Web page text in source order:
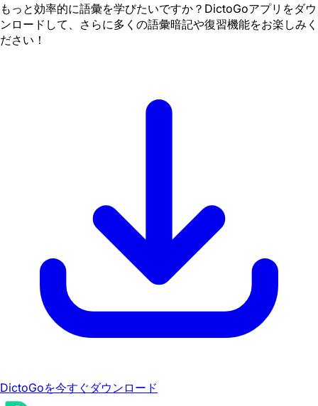
もっと効率的に語彙を学びたいですか？DictoGoアプリをダウ
ンロードして、さらに多くの語彙暗記や復習機能をお楽しみく
ださい！
DictoGoを今すぐダウンロード